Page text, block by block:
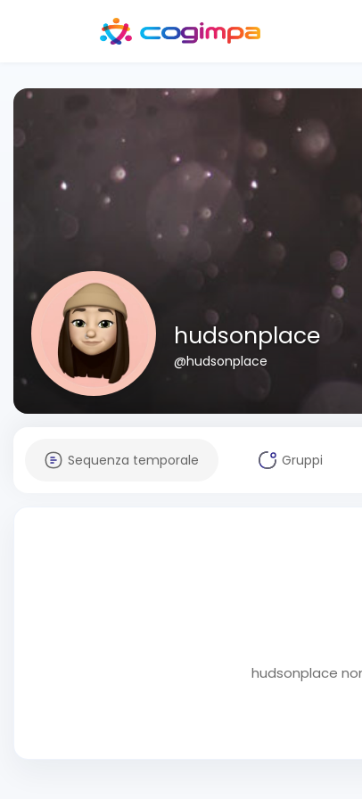
hudsonplace
@hudsonplace
Sequenza temporale Gruppi
hudsonplace